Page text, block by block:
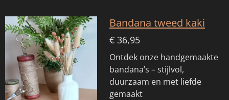
Bandana tweed kaki
€ 36,95
Ontdek onze handgemaakte
bandana’s – stijlvol,
duurzaam en met liefde
gemaakt